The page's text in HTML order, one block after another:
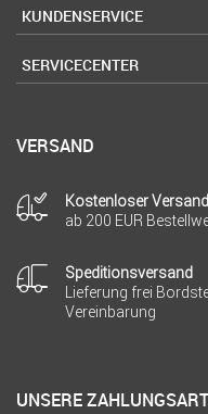
KUNDENSERVICE
SERVICECENTER
VERSAND
Kostenloser Versand
ab 200 EUR
Speditionsversand
Lieferung frei
Vereinbarung
UNSERE